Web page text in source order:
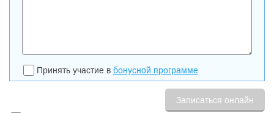
Принять участие в бонусной программе